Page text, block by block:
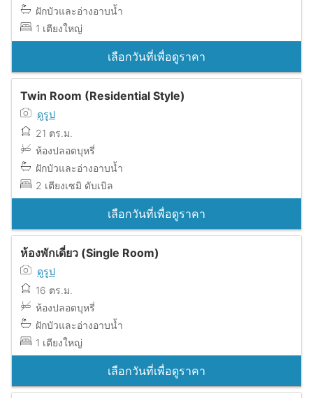
ฝักบัวและอ่างอาบน้ำ
1 เตียงใหญ่
เลือกวันที่เพื่อดูราคา
Twin Room (Residential Style)
ดูรูป
21 ตร.ม.
ห้องปลอดบุหรี่
ฝักบัวและอ่างอาบน้ำ
2 เตียงเซมิ ดับเบิล
เลือกวันที่เพื่อดูราคา
ห้องพักเดี่ยว (Single Room)
ดูรูป
16 ตร.ม.
ห้องปลอดบุหรี่
ฝักบัวและอ่างอาบน้ำ
1 เตียงใหญ่
เลือกวันที่เพื่อดูราคา